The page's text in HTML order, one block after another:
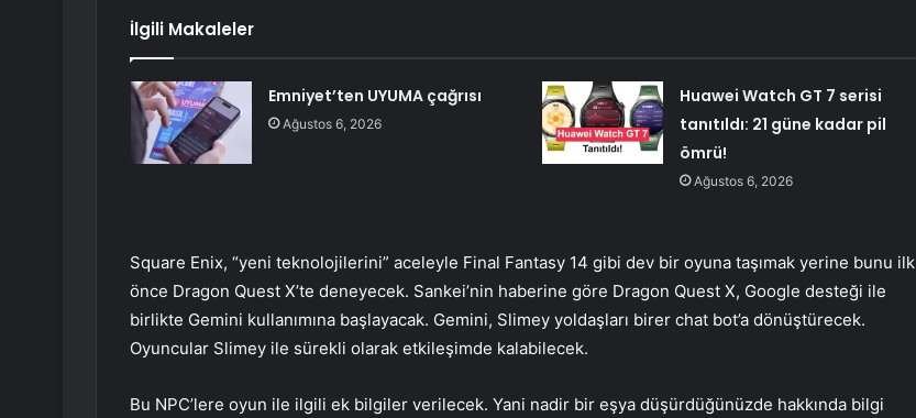
İlgili Makaleler
Emniyet’ten UYUMA çağrısı
Ağustos 6, 2026
Huawei Watch GT 7 serisi
tanıtıldı: 21 güne kadar pil
ömrü!
Ağustos 6, 2026
Square Enix, “yeni teknolojilerini” aceleyle Final Fantasy 14 gibi dev bir oyuna taşımak yerine bunu ilk
önce Dragon Quest X’te deneyecek. Sankei’nin haberine göre Dragon Quest X, Google desteği ile
birlikte Gemini kullanımına başlayacak. Gemini, Slimey yoldaşları birer chat bot’a dönüştürecek.
Oyuncular Slimey ile sürekli olarak etkileşimde kalabilecek.
Bu NPC’lere oyun ile ilgili ek bilgiler verilecek. Yani nadir bir eşya düşürdüğünüzde hakkında bilgi